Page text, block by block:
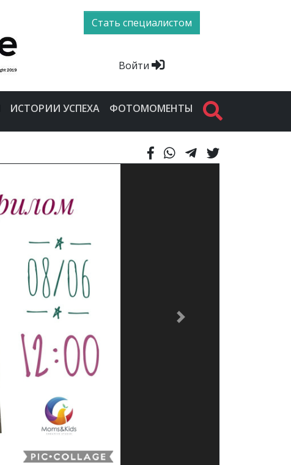
Стать специалистом
Войти
ИСТОРИИ УСПЕХА ФОТОМОМЕНТЫ
Next